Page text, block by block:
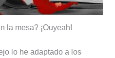
la mesa? ¡Ouyeah!
lo he adaptado a los